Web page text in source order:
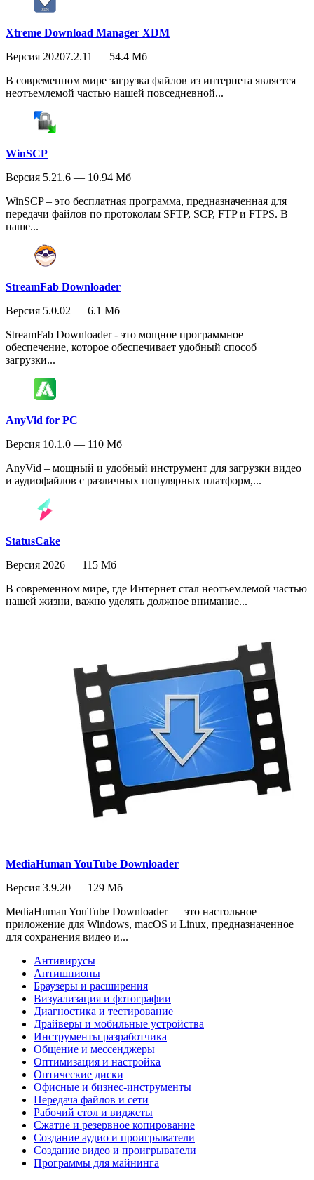
Xtreme Download Manager XDM
Версия 20207.2.11 — 54.4 Мб
В современном мире загрузка файлов из интернета является
неотъемлемой частью нашей повседневной...
WinSCP
Версия 5.21.6 — 10.94 Мб
WinSCP – это бесплатная программа, предназначенная для
передачи файлов по протоколам SFTP, SCP, FTP и FTPS. В
наше...
StreamFab Downloader
Версия 5.0.02 — 6.1 Мб
StreamFab Downloader - это мощное программное
обеспечение, которое обеспечивает удобный способ
загрузки...
AnyVid for PC
Версия 10.1.0 — 110 Мб
AnyVid – мощный и удобный инструмент для загрузки видео
и аудиофайлов с различных популярных платформ,...
StatusCake
Версия 2026 — 115 Мб
В современном мире, где Интернет стал неотъемлемой частью
нашей жизни, важно уделять должное внимание...
MediaHuman YouTube Downloader
Версия 3.9.20 — 129 Мб
MediaHuman YouTube Downloader — это настольное
приложение для Windows, macOS и Linux, предназначенное
для сохранения видео и...
Антивирусы
Антишпионы
Браузеры и расширения
Визуализация и фотографии
Диагностика и тестирование
Драйверы и мобильные устройства
Инструменты разработчика
Общение и мессенджеры
Оптимизация и настройка
Оптические диски
Офисные и бизнес-инструменты
Передача файлов и сети
Рабочий стол и виджеты
Сжатие и резервное копирование
Создание аудио и проигрыватели
Создание видео и проигрыватели
Программы для майнинга